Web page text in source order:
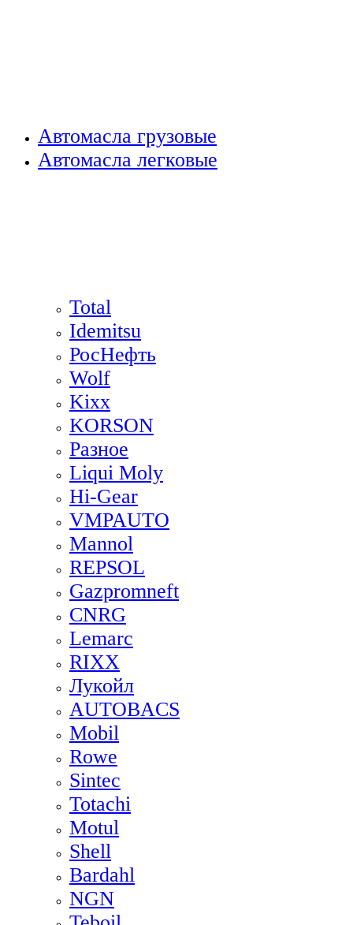
Автомасла грузовые
Автомасла легковые
Total
Idemitsu
РосНефть
Wolf
Kixx
KORSON
Разное
Liqui Moly
Hi-Gear
VMPAUTO
Mannol
REPSOL
Gazpromneft
CNRG
Lemarc
RIXX
Лукойл
AUTOBACS
Mobil
Rowe
Sintec
Totachi
Motul
Shell
Bardahl
NGN